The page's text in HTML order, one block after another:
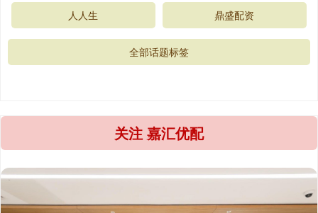
人人生 鼎盛配资
全部话题标签
关注 嘉汇优配